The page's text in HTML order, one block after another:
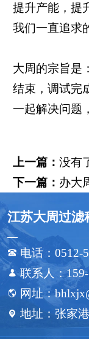
提升产能，提
我们一直追求
大周的宗旨是
结束，调试完
一起解决问题
上一篇： 没有
下一篇： 办大
江苏大周过滤
 电话：0512-
 联系人：
 网址：
 地址：张家